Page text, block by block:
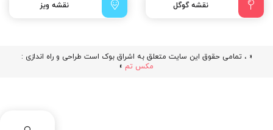
نقشه گوگل نقشه ویز
« ، تمامی حقوق این سایت متعلق به اشراق بوک است طراحی و راه اندازی :
مکس تم »